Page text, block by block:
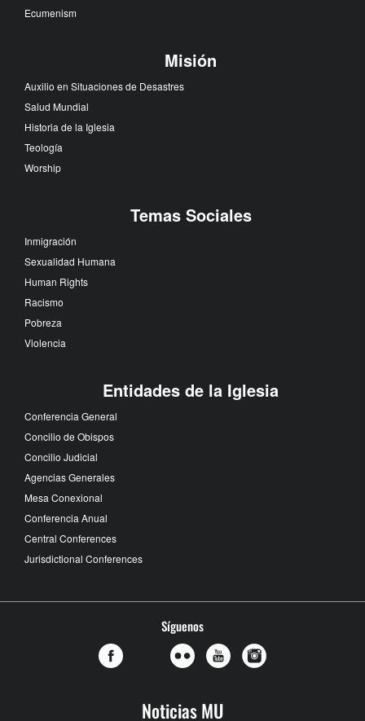
Ecumenism
Misión
Auxilio en Situaciones de Desastres
Salud Mundial
Historia de la Iglesia
Teología
Worship
Temas Sociales
Inmigración
Sexualidad Humana
Human Rights
Racismo
Pobreza
Violencia
Entidades de la Iglesia
Conferencia General
Concilio de Obispos
Concilio Judicial
Agencias Generales
Mesa Conexional
Conferencia Anual
Central Conferences
Jurisdictional Conferences
Síguenos
Noticias MU